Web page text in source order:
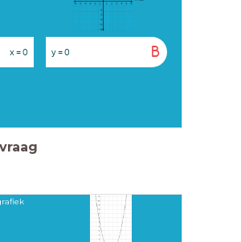
x = 0 B
y = 0